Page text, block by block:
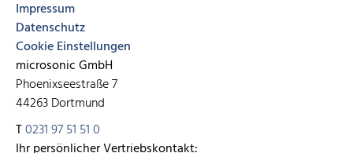
Impressum
Datenschutz
Cookie Einstellungen
microsonic GmbH
Phoenixseestraße 7
44263 Dortmund
T0231 97 51 51 0